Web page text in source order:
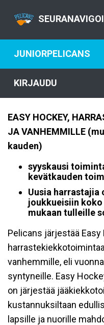
JUNIORPELICANS
KIRJAUDU
EASY HOCKEY,
JA VANHEMMILLE
kauden)
syyskausi
kevätkauden
Uusia harrastajia
joukkueisiin koko
mukaan tulleille
Pelicans järjestää Easy
vanhemmille, eli
syntyneille. Easy
on järjestää
kustannuksiltaan
lapsille ja nuorille